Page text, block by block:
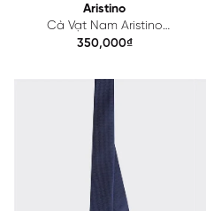
Aristino
Cà Vạt Nam Aristino
ATI08602
350,000₫